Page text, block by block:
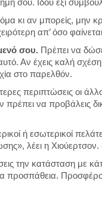
σου. Ιδού έξι
κι αν μπορείς, μην
απ’ όσο
σου. Πρέπει να
Αν έχεις καλή
στο παρελθόν.
περιπτώσεις οι
πρέπει να προβάλεις
ή εσωτερικοί
λέει η
την κατάσταση με
προσπάθεια.